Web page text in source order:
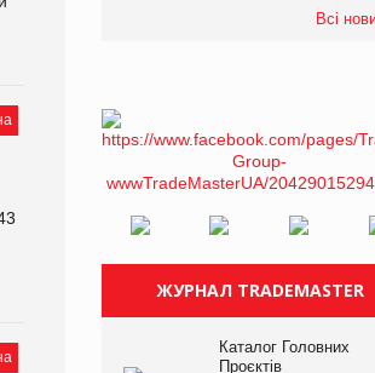
Всі
ЖУРНАЛ TRADEMASTER
Каталог Головних
Проєктів